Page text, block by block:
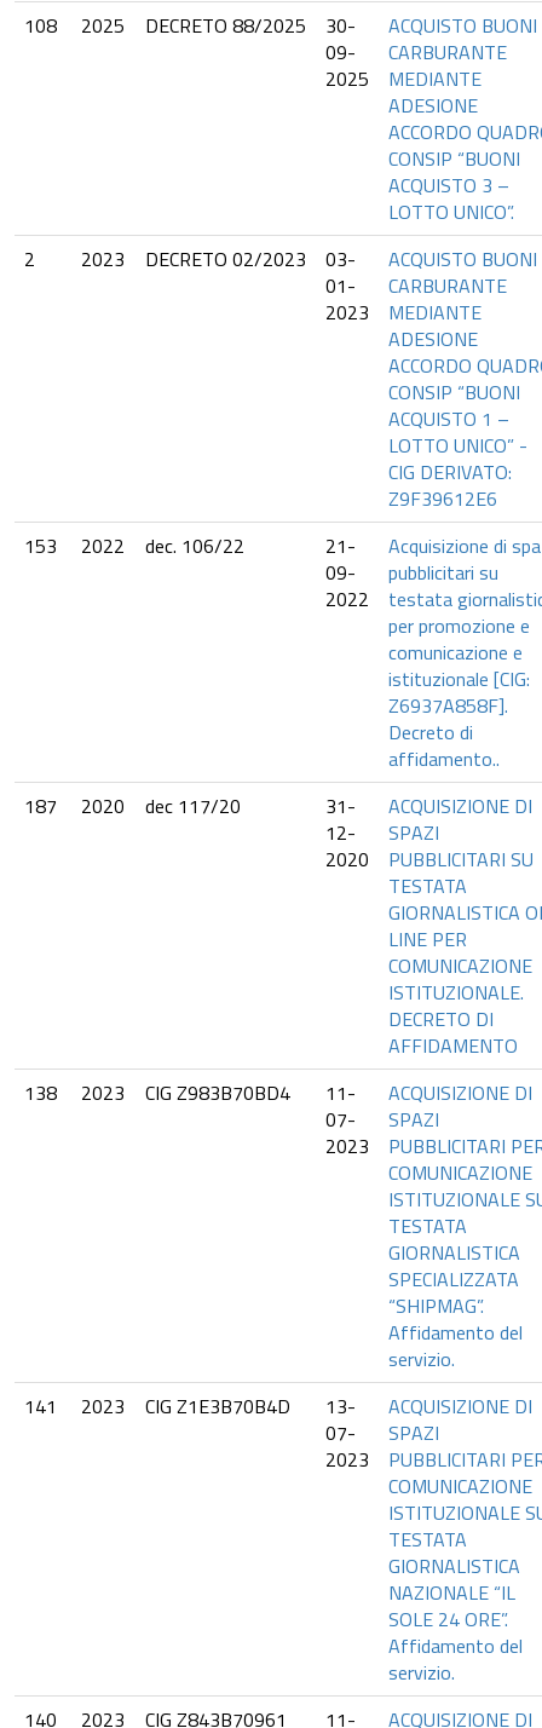
108
2025 DECRETO 88/2025
30-
09-
2025
ACQUISTO BUONI
CARBURANTE
MEDIANTE
ADESIONE
ACCORDO
CONSIP “BUONI
ACQUISTO 3 –
LOTTO UNICO”.
2
2023 DECRETO 02/2023
03-
01-
2023
ACQUISTO BUONI
CARBURANTE
MEDIANTE
ADESIONE
ACCORDO
CONSIP “BUONI
ACQUISTO 1 –
LOTTO UNICO” -
CIG DERIVATO:
Z9F39612E6
153
2022 dec. 106/22
21-
09-
2022
Acquisizione di
pubblicitari su
testata
per promozione e
comunicazione e
istituzionale [CIG:
Z6937A858F].
Decreto di
affidamento..
187
2020 dec 117/20
31-
12-
2020
ACQUISIZIONE DI
SPAZI
PUBBLICITARI SU
TESTATA
GIORNALISTICA
LINE PER
COMUNICAZIONE
ISTITUZIONALE.
DECRETO DI
AFFIDAMENTO
138
2023 CIG Z983B70BD4
11-
07-
2023
ACQUISIZIONE DI
SPAZI
PUBBLICITARI
COMUNICAZIONE
ISTITUZIONALE
TESTATA
GIORNALISTICA
SPECIALIZZATA
“SHIPMAG”.
Affidamento del
servizio.
141
2023 CIG Z1E3B70B4D
13-
07-
2023
ACQUISIZIONE DI
SPAZI
PUBBLICITARI
COMUNICAZIONE
ISTITUZIONALE
TESTATA
GIORNALISTICA
NAZIONALE “IL
SOLE 24 ORE”.
Affidamento del
servizio.
140
2023 CIG Z843B70961 11- ACQUISIZIONE DI